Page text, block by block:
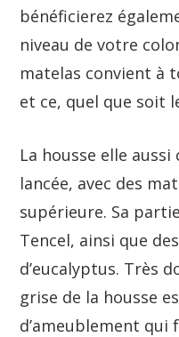
bénéficierez
niveau de votre
matelas convient à
et ce, quel que soit
La housse elle
lancée, avec des
supérieure. Sa
Tencel, ainsi que
d’eucalyptus. Très
grise de la housse
d’ameublement qui